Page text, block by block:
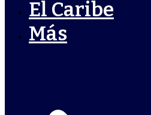
El Caribe
Más